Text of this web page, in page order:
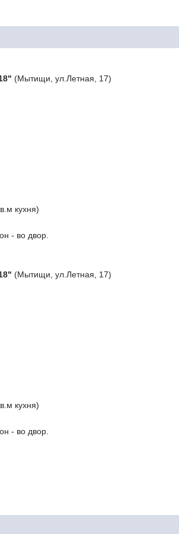
(Мытищи, ул.Летная, 17)
кухня)
- во двор.
(Мытищи, ул.Летная, 17)
кухня)
- во двор.